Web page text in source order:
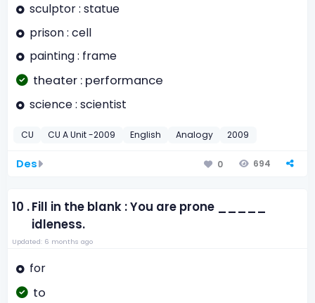
sculptor : statue
prison : cell
painting : frame
theater : performance
science : scientist
CU CU A Unit -2009 English Analogy 2009
Des 0 694
10 .Fill in the blank : You are prone _____
idleness.
Updated: 6 months ago
for
to